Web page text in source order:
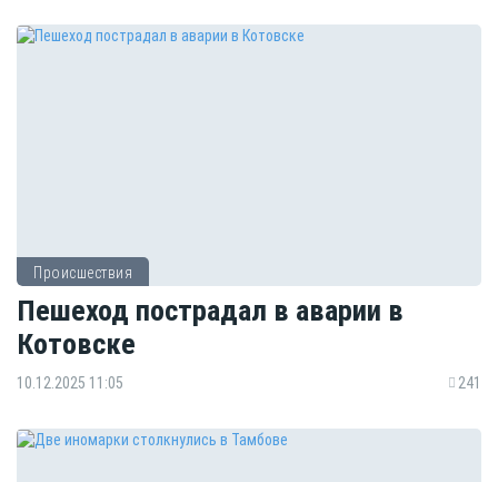
Происшествия
Пешеход пострадал в аварии в
Котовске
10.12.2025 11:05 241